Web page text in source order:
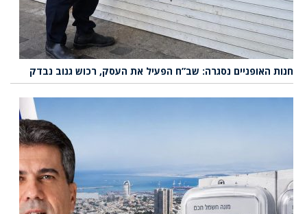
חנות האופניים נסגרה: שב”ח הפעיל את העסק, רכוש גנוב נבדק